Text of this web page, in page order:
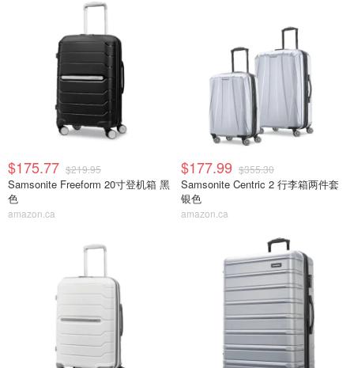
$175.77 $219.95
Samsonite Freeform 20寸登机箱 黑
色
amazon.ca
$177.99 $355.30
Samsonite Centric 2 行李箱两件套
银色
amazon.ca